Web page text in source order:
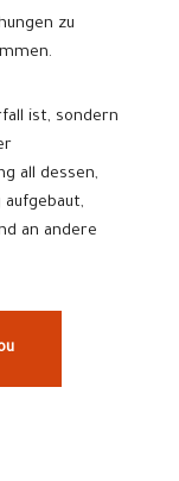
zu
ist, sondern
all dessen,
aufgebaut,
an andere